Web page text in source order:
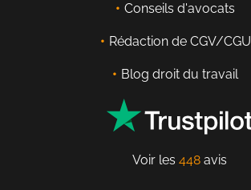
Conseils d'avocats
Rédaction de CGV/CGU
Blog droit du travail
Voir les 448 avis